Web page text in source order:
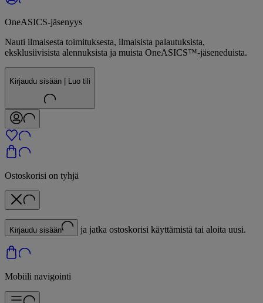
OneASICS-jäsenyys
Nauti ilmaisesta toimituksesta, ilmaisista palautuksista,
eksklusiivisista alennuksista ja muista OneASICS™-jäseneduista.
Kirjaudu sisään | Luo tili
Ostoskorisi on tyhjä
Kirjaudu sisään ja jatka ostoskorisi käyttämistä tai aloita uusi.
Mobiili navigointi